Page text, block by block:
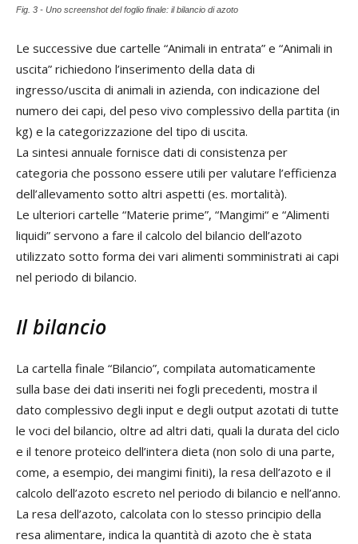
Fig. 3 - Uno screenshot del foglio finale: il bilancio di azoto
Le successive due cartelle “Animali in entrata” e “Animali in
uscita” richiedono l’inserimento della data di
ingresso/uscita di animali in azienda, con indicazione del
numero dei capi, del peso vivo complessivo della partita (in
kg) e la categorizzazione del tipo di uscita.
La sintesi annuale fornisce dati di consistenza per
categoria che possono essere utili per valutare l’efficienza
dell’allevamento sotto altri aspetti (es. mortalità).
Le ulteriori cartelle “Materie prime”, “Mangimi“ e “Alimenti
liquidi” servono a fare il calcolo del bilancio dell’azoto
utilizzato sotto forma dei vari alimenti somministrati ai capi
nel periodo di bilancio.
Il bilancio
La cartella finale “Bilancio”, compilata automaticamente
sulla base dei dati inseriti nei fogli precedenti, mostra il
dato complessivo degli input e degli output azotati di tutte
le voci del bilancio, oltre ad altri dati, quali la durata del ciclo
e il tenore proteico dell’intera dieta (non solo di una parte,
come, a esempio, dei mangimi finiti), la resa dell’azoto e il
calcolo dell’azoto escreto nel periodo di bilancio e nell’anno.
La resa dell’azoto, calcolata con lo stesso principio della
resa alimentare, indica la quantità di azoto che è stata